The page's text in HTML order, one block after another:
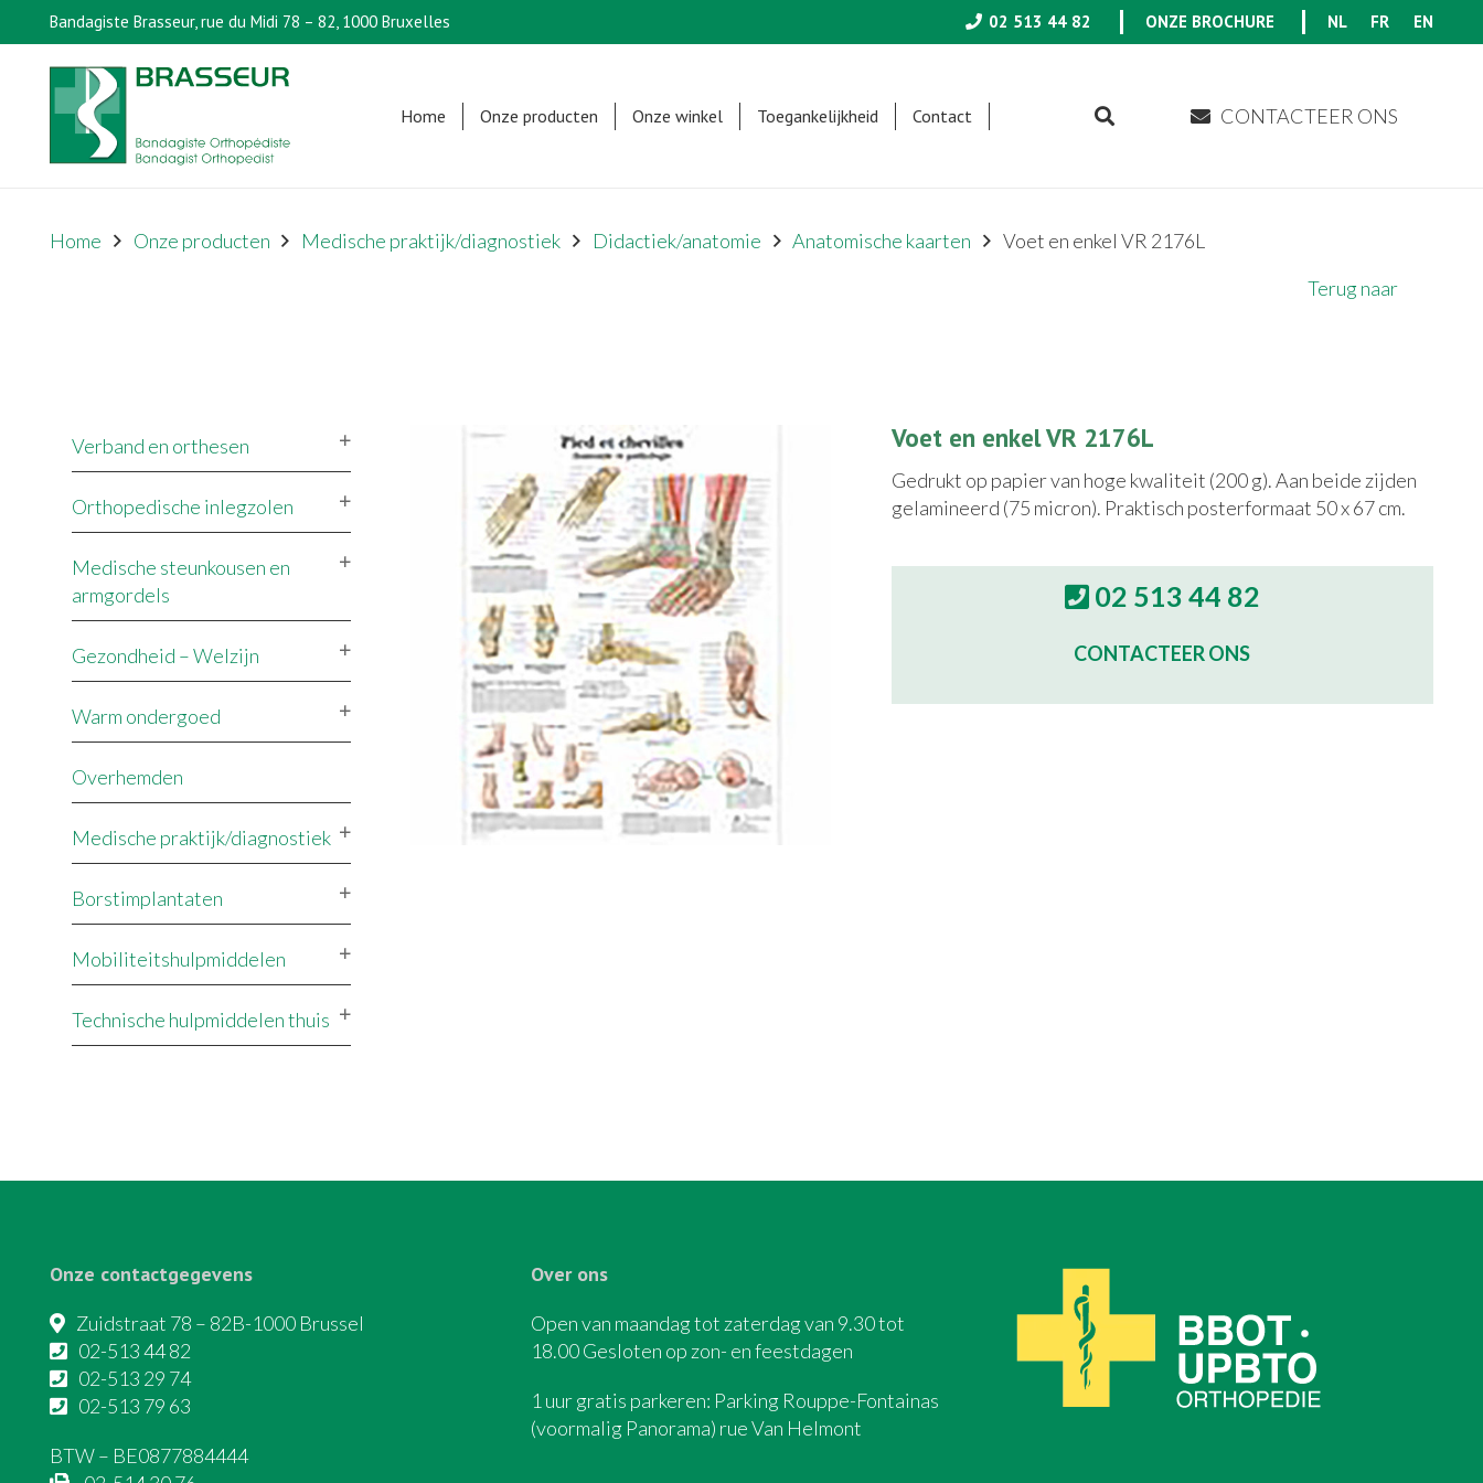
Bandagiste Brasseur, rue du Midi 78 – 82, 1000 Bruxelles 02 513 44 82 ONZE BROCHURE NL FR EN
Home Onze producten Onze winkel Toegankelijkheid Contact CONTACTEER ONS
Home Onze producten Medische praktijk/diagnostiek Didactiek/anatomie Anatomische kaarten
Voet en enkel VR 2176L
Terug naar
Verband en orthesen
Orthopedische inlegzolen
Medische steunkousen en
armgordels
Gezondheid – Welzijn
Warm ondergoed
Overhemden
Medische praktijk/diagnostiek
Borstimplantaten
Mobiliteitshulpmiddelen
Technische hulpmiddelen thuis
Voet en enkel VR 2176L
Gedrukt op papier van hoge kwaliteit (200 g). Aan beide zijden
gelamineerd (75 micron). Praktisch posterformaat 50 x 67 cm.
02 513 44 82
CONTACTEER ONS
Onze contactgegevens
Zuidstraat 78 – 82B-1000 Brussel
02-513 44 82
02-513 29 74
02-513 79 63
BTW – BE0877884444
Over ons
Open van maandag tot zaterdag van 9.30 tot
18.00 Gesloten op zon- en feestdagen
1 uur gratis parkeren: Parking Rouppe-Fontainas
(voormalig Panorama) rue Van Helmont